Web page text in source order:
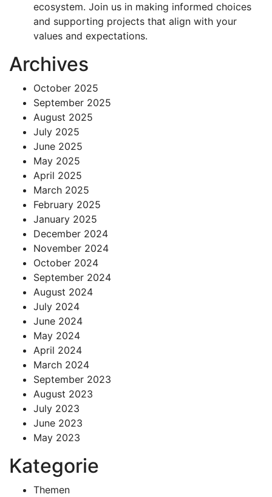
ecosystem. Join us in making informed choices
and supporting projects that align with your
values and expectations.
Archives
October 2025
September 2025
August 2025
July 2025
June 2025
May 2025
April 2025
March 2025
February 2025
January 2025
December 2024
November 2024
October 2024
September 2024
August 2024
July 2024
June 2024
May 2024
April 2024
March 2024
September 2023
August 2023
July 2023
June 2023
May 2023
Kategorie
Themen